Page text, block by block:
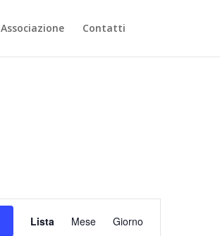
Associazione Contatti
Evento
Viste
Lista Mese Giorno